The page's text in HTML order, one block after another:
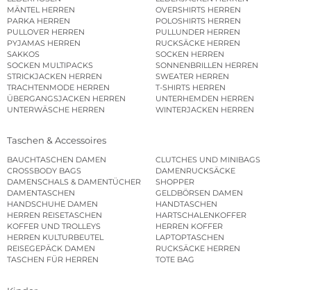
MÄNTEL HERREN
OVERSHIRTS HERREN
PARKA HERREN
POLOSHIRTS HERREN
PULLOVER HERREN
PULLUNDER HERREN
PYJAMAS HERREN
RUCKSÄCKE HERREN
SAKKOS
SOCKEN HERREN
SOCKEN MULTIPACKS
SONNENBRILLEN HERREN
STRICKJACKEN HERREN
SWEATER HERREN
TRACHTENMODE HERREN
T-SHIRTS HERREN
ÜBERGANGSJACKEN HERREN
UNTERHEMDEN HERREN
UNTERWÄSCHE HERREN
WINTERJACKEN HERREN
Taschen & Accessoires
BAUCHTASCHEN DAMEN
CLUTCHES UND MINIBAGS
CROSSBODY BAGS
DAMENRUCKSÄCKE
DAMENSCHALS & DAMENTÜCHER
SHOPPER
DAMENTASCHEN
GELDBÖRSEN DAMEN
HANDSCHUHE DAMEN
HANDTASCHEN
HERREN REISETASCHEN
HARTSCHALENKOFFER
KOFFER UND TROLLEYS
HERREN KOFFER
HERREN KULTURBEUTEL
LAPTOPTASCHEN
REISEGEPÄCK DAMEN
RUCKSÄCKE HERREN
TASCHEN FÜR HERREN
TOTE BAG